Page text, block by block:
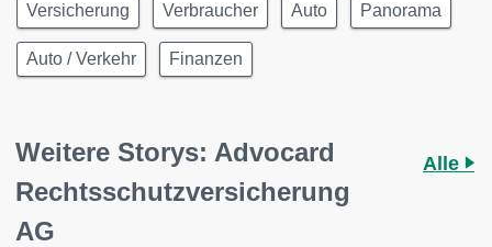
Versicherung Verbraucher Auto Panorama
Auto / Verkehr Finanzen
Weitere Storys: Advocard
Rechtsschutzversicherung
AG
Alle